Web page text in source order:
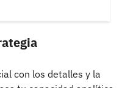
con los detalles y la